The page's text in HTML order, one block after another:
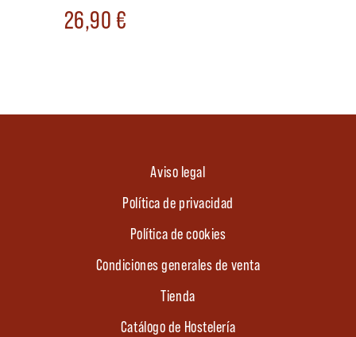
26,90€
Aviso legal
Política de privacidad
Política de cookies
Condiciones generales de venta
Tienda
Catálogo de Hostelería